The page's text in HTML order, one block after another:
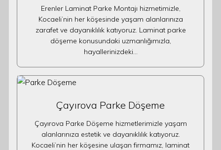
Erenler Laminat Parke Montajı hizmetimizle,
Kocaeli’nin her köşesinde yaşam alanlarınıza
zarafet ve dayanıklılık katıyoruz. Laminat parke
döşeme konusundaki uzmanlığımızla,
hayallerinizdeki…
Çayırova Parke Döşeme
Çayırova Parke Döşeme hizmetlerimizle yaşam
alanlarınıza estetik ve dayanıklılık katıyoruz.
Kocaeli’nin her köşesine ulaşan firmamız, laminat